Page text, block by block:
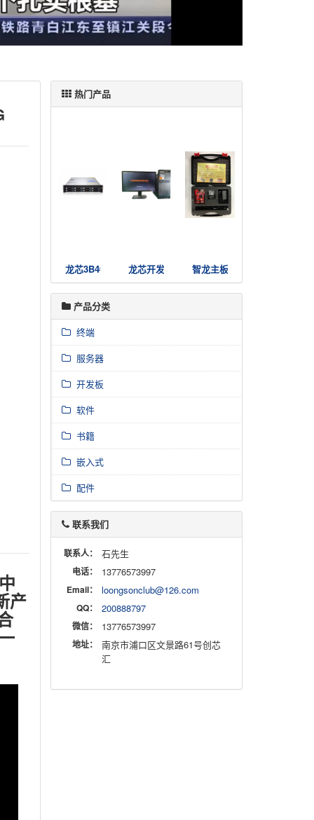
产
热门产品
龙芯3B4000国产高可用服务器集群
龙芯开发者电脑3A4000
智龙主板套件
产品分类
终端
服务器
开发板
软件
书籍
嵌入式
配件
联系我们
联系人： 石先生
电话： 13776573997
Email： loongsonclub@126.com
QQ： 200888797
微信： 13776573997
地址：
南京市浦口区文景路61号创芯
汇